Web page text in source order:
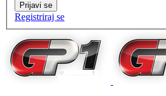
Prijavi se
Registriraj se